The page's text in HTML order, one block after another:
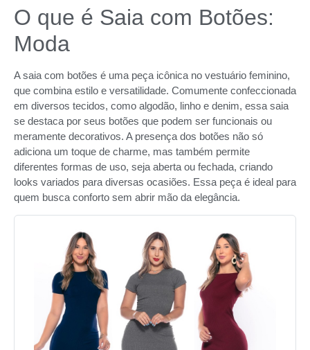
O que é Saia com Botões:
Moda
A saia com botões é uma peça icônica no vestuário feminino,
que combina estilo e versatilidade. Comumente confeccionada
em diversos tecidos, como algodão, linho e denim, essa saia
se destaca por seus botões que podem ser funcionais ou
meramente decorativos. A presença dos botões não só
adiciona um toque de charme, mas também permite
diferentes formas de uso, seja aberta ou fechada, criando
looks variados para diversas ocasiões. Essa peça é ideal para
quem busca conforto sem abrir mão da elegância.